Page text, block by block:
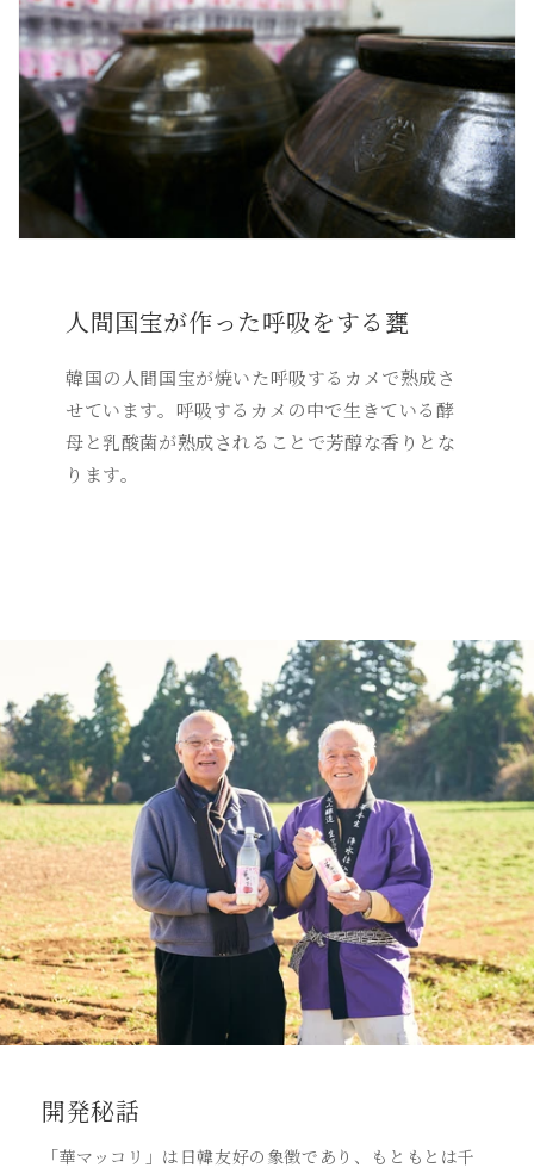
人間国宝が作った呼吸をする甕
韓国の人間国宝が焼いた呼吸するカメで熟成さ
せています。呼吸するカメの中で生きている酵
母と乳酸菌が熟成されることで芳醇な香りとな
ります。
開発秘話
「華マッコリ」は日韓友好の象徴であり、もともとは千